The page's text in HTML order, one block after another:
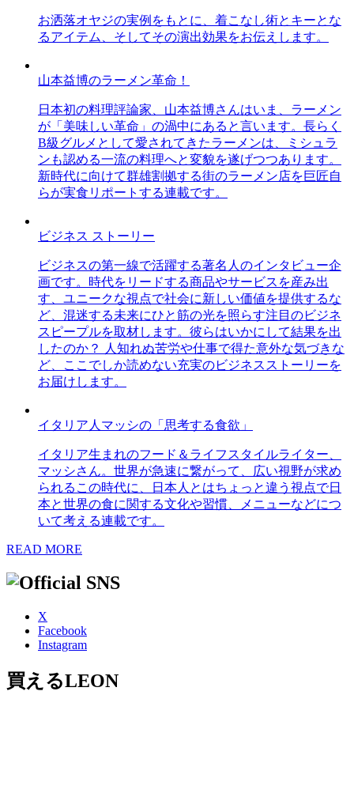
お洒落オヤジの実例をもとに、着こなし術とキーとな
るアイテム、そしてその演出効果をお伝えします。
山本益博のラーメン革命！
日本初の料理評論家、山本益博さんはいま、ラーメン
が「美味しい革命」の渦中にあると言います。長らく
B級グルメとして愛されてきたラーメンは、ミシュラ
ンも認める一流の料理へと変貌を遂げつつあります。
新時代に向けて群雄割拠する街のラーメン店を巨匠自
らが実食リポートする連載です。
ビジネス ストーリー
ビジネスの第一線で活躍する著名人のインタビュー企
画です。時代をリードする商品やサービスを産み出
す、ユニークな視点で社会に新しい価値を提供するな
ど、混迷する未来にひと筋の光を照らす注目のビジネ
スピープルを取材します。彼らはいかにして結果を出
したのか？ 人知れぬ苦労や仕事で得た意外な気づきな
ど、ここでしか読めない充実のビジネスストーリーを
お届けします。
イタリア人マッシの「思考する食欲」
イタリア生まれのフード＆ライフスタイルライター、
マッシさん。世界が急速に繋がって、広い視野が求め
られるこの時代に、日本人とはちょっと違う視点で日
本と世界の食に関する文化や習慣、メニューなどにつ
いて考える連載です。
READ MORE
X
Facebook
Instagram
買えるLEON